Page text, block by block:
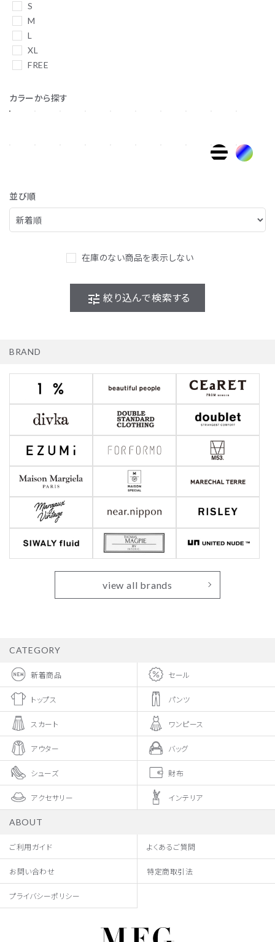
S
M
L
XL
FREE
カラーから探す
並び順
在庫のない商品を表示しない
tune 絞り込んで検索する
BRAND
view all brands
CATEGORY
新着商品 セール
トップス パンツ
スカート ワンピース
アウター バッグ
シューズ 財布
アクセサリー インテリア
ABOUT
ご利用ガイド よくあるご質問
お問い合わせ 特定商取引法
プライバシーポリシー